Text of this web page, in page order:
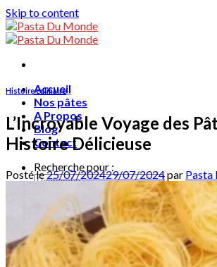
Skip to content
Accueil
Nos pâtes
A Propos
Blog
Contact
Recherche pour :
Français
English
Français
ไทย
Histoire culinaire
L’Incroyable Voyage des
Histoire Délicieuse
Posté le25/07/202429/07/2024par Pasta